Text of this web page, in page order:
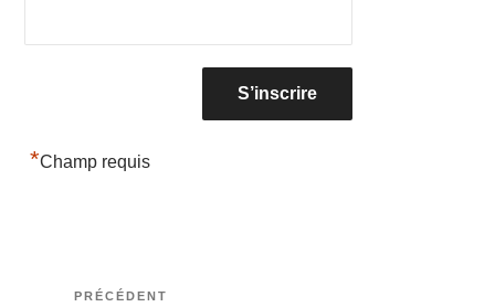
*Champ requis
Article
PRÉCÉDENT